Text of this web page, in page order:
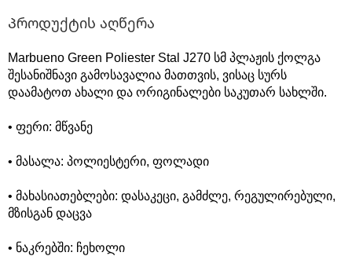
Პროდუქტის აღწერა
Marbueno Green Poliester Stal J270 სმ პლაჟის ქოლგა
შესანიშნავი გამოსავალია მათთვის, ვისაც სურს
დაამატოთ ახალი და ორიგინალები საკუთარ სახლში.
• ფერი: მწვანე
• მასალა: პოლიესტერი, ფოლადი
• მახასიათებლები: დასაკეცი, გამძლე, რეგულირებული,
მზისგან დაცვა
• ნაკრებში: ჩეხოლი